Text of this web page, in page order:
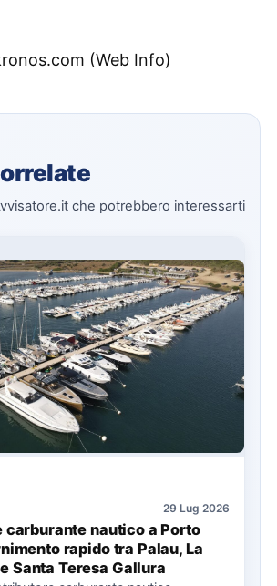
(Web Info)
che potrebbero interessarti
29 Lug 2026
carburante nautico a Porto
rapido tra Palau, La
Santa Teresa Gallura